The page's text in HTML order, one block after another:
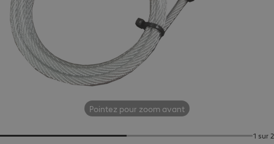
Pointez pour zoom avant
1 sur 2